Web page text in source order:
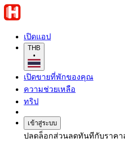
เปิดแอป
THB
•
เปิดขายที่พักของคุณ
ความช่วยเหลือ
ทริป
เข้าสู่ระบบ
ปลดล็อกส่วนลดทันทีกับราคา